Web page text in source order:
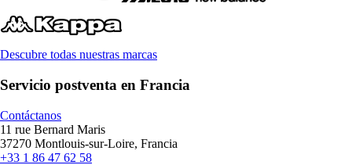
Descubre todas nuestras marcas
Servicio postventa en Francia
Contáctanos
11 rue Bernard Maris
37270 Montlouis-sur-Loire, Francia
+33 1 86 47 62 58